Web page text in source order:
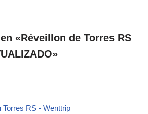
«Réveillon de Torres RS
Torres RS - Wenttrip